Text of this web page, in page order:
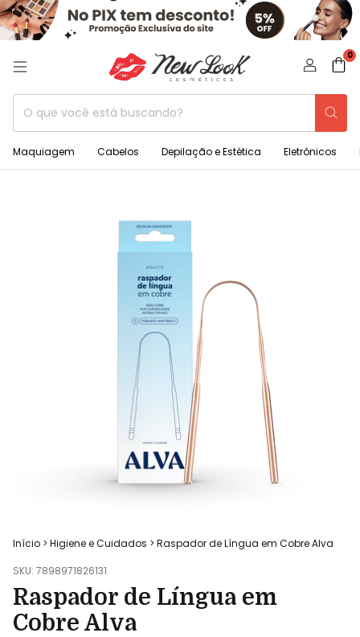
0
Maquiagem Cabelos Depilação e Estética Eletrônicos
Início > Higiene e Cuidados > Raspador de Língua em Cobre Alva
SKU: 7898971826131
Raspador de Língua em
Cobre Alva